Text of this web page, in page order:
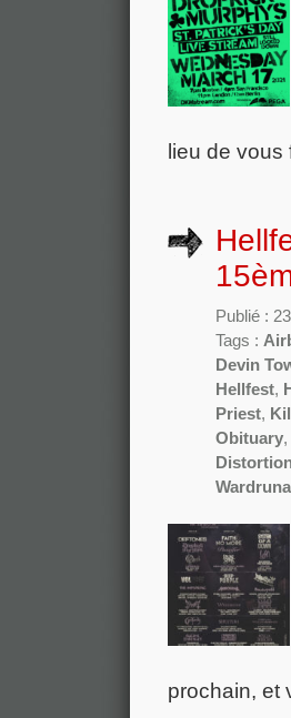
lieu de
Publié :
Tags :
Devin
Hellfest,
Priest,
Obituary,
Wardruna
prochain, et